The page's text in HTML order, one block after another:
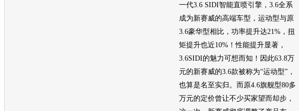
一代3.6 SIDI智能直喷引擎，3.6全系
成为新赛威的高端车型 ，运动型与原
3.6豪华型相比，功率提升达21%，扭
矩提升也近10%！性能提升显著，
3.6SIDI的魅力可想而知！因此63.8万
元的新赛威的3.6款被称为“运动型”，
也算是名至实归。而原4.6旗舰型80多
万元的定价曾让不少买家望而却步，